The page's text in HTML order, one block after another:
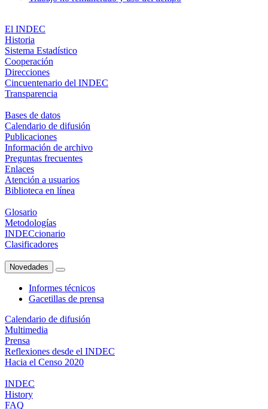
El INDEC
Historia
Sistema Estadístico
Cooperación
Direcciones
Cincuentenario del INDEC
Transparencia
Bases de datos
Calendario de difusión
Publicaciones
Información de archivo
Preguntas frecuentes
Enlaces
Atención a usuarios
Biblioteca en línea
Glosario
Metodologías
INDECcionario
Clasificadores
Novedades
Informes técnicos
Gacetillas de prensa
Calendario de difusión
Multimedia
Prensa
Reflexiones desde el INDEC
Hacia el Censo 2020
INDEC
History
FAQ